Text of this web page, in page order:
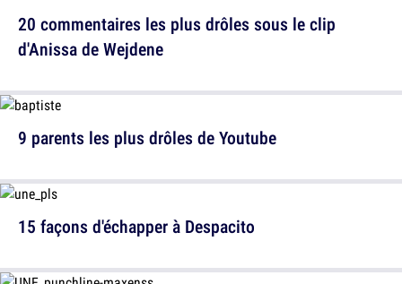
20 commentaires les plus drôles sous le clip
d'Anissa de Wejdene
15 façons d'échapper à Despacito
9 parents les plus drôles de Youtube